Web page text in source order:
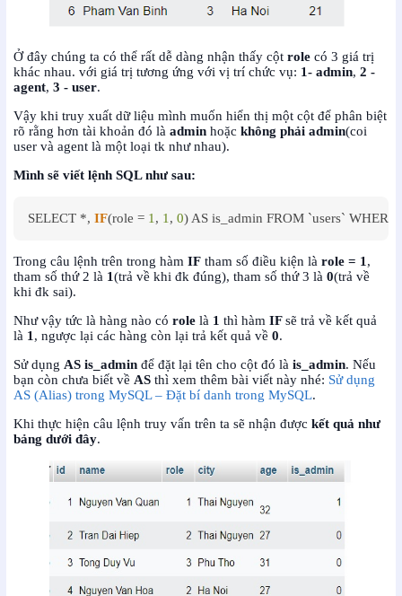
Ở đây chúng ta có thể rất dễ dàng nhận thấy cột role có 3 giá trị
khác nhau. với giá trị tương ứng với vị trí chức vụ: 1- admin, 2 -
agent, 3 - user.
Vậy khi truy xuất dữ liệu mình muốn hiển thị một cột để phân biệt
rõ rằng hơn tài khoản đó là admin hoặc không phải admin(coi
user và agent là một loại tk như nhau).
Mình sẽ viết lệnh SQL như sau:
SELECT *, IF(role = 1, 1, 0) AS is_admin FROM `users` WHERE
Trong câu lệnh trên trong hàm IF tham số điều kiện là role = 1,
tham số thứ 2 là 1(trả về khi đk đúng), tham số thứ 3 là 0(trả về
khi đk sai).
Như vậy tức là hàng nào có role là 1 thì hàm IFsẽ trả về kết quả
là 1, ngược lại các hàng còn lại trả kết quả về 0.
Sử dụng AS is_admin để đặt lại tên cho cột đó là is_admin. Nếu
bạn còn chưa biết về AS thì xem thêm bài viết này nhé: Sử dụng
AS (Alias) trong MySQL – Đặt bí danh trong MySQL.
Khi thực hiện câu lệnh truy vấn trên ta sẽ nhận được kết quả như
bảng dưới đây.